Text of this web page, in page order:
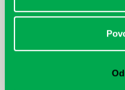
Pratchett, T.: Striga na vysávači